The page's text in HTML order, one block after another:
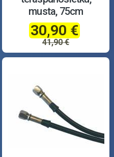
musta, 75cm
30,90 €
41,90 €